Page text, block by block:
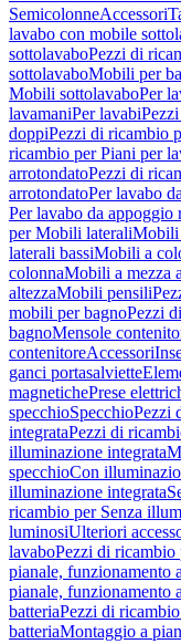
SemicolonneAccessori
lavabo con mobile
sottolavaboPezzi di
sottolavaboMobili per
Mobili sottolavaboPer
lavamaniPer lavabi
doppiPezzi di ricambio
ricambio per Piani per
arrotondatoPezzi di
arrotondatoPer lavabo
Per lavabo da appoggio
per Mobili lateraliMobili
laterali bassiMobili a
colonnaMobili a mezza
altezzaMobili pensili
mobili per bagnoPezzi
bagnoMensole
contenitoreAccessori
ganci portasalviette
magnetichePrese
specchioSpecchioPezzi
integrataPezzi di
illuminazione integrata
specchioCon
illuminazione integrata
ricambio per Senza
luminosiUlteriori
lavaboPezzi di ricambio
pianale, funzionamento
pianale, funzionamento
batteriaPezzi di
batteriaMontaggio a